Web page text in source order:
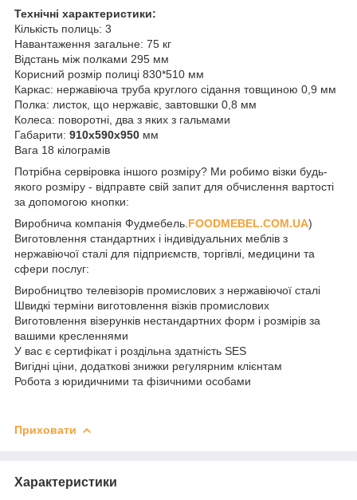
Технічні характеристики:
Кількість полиць: 3
Навантаження загальне: 75 кг
Відстань між полками 295 мм
Корисний розмір полиці 830*510 мм
Каркас: нержавіюча труба круглого сідання товщиною 0,9 мм
Полка: листок, що нержавіє, завтовшки 0,8 мм
Колеса: поворотні, два з яких з гальмами
Габарити: 910x590x950 мм
Вага 18 кілограмів
Потрібна сервіровка іншого розміру? Ми робимо візки будь-
якого розміру - відправте свій запит для обчислення вартості
за допомогою кнопки:
Виробнича компанія Фудмебель. FOODMEBEL.СOM.UA)
Виготовлення стандартних і індивідуальних меблів з
нержавіючої сталі для підприємств, торгівлі, медицини та
сфери послуг:
Виробництво телевізорів промислових з нержавіючої сталі
Швидкі терміни виготовлення візків промислових
Виготовлення візерунків нестандартних форм і розмірів за
вашими кресленнями
У вас є сертифікат і роздільна здатність SES
Вигідні ціни, додаткові знижки регулярним клієнтам
Робота з юридичними та фізичними особами
Приховати
Характеристики